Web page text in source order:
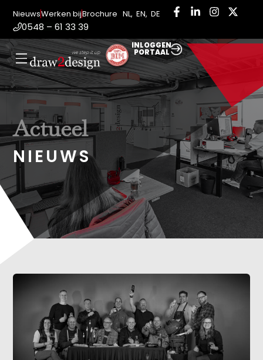
NieuwsWerken bijBrochureNL,EN,DE
0548 – 61 33 39
INLOGGEN
PORTAAL
Actueel
NIEUWS